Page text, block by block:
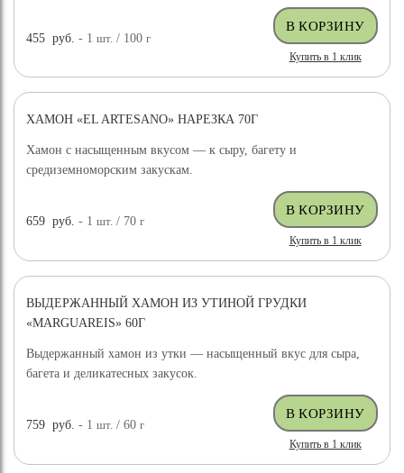
455 руб. - 1шт. / 100г
Купить в 1 клик
ХАМОН «EL ARTESANO» НАРЕЗКА 70Г
Хамон с насыщенным вкусом — к сыру, багету и
средиземноморским закускам.
659 руб. - 1шт. / 70г
Купить в 1 клик
ВЫДЕРЖАННЫЙ ХАМОН ИЗ УТИНОЙ ГРУДКИ
«MARGUAREIS» 60Г
Выдержанный хамон из утки — насыщенный вкус для сыра,
багета и деликатесных закусок.
759 руб. - 1шт. / 60г
Купить в 1 клик